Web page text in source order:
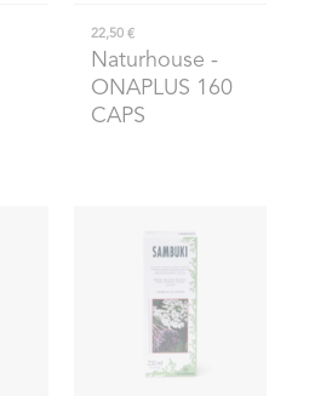
22,50 €
Naturhouse -
ONAPLUS 160
CAPS